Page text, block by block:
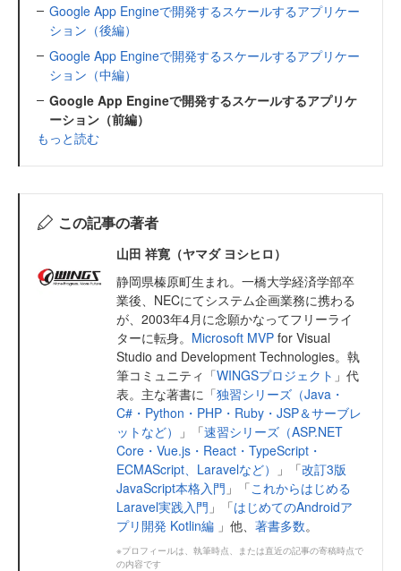
Google App Engineで開発するスケールするアプリケー
ション（後編）
Google App Engineで開発するスケールするアプリケー
ション（中編）
Google App Engineで開発するスケールするアプリケ
ーション（前編）
もっと読む
この記事の著者
山田 祥寛（ヤマダ ヨシヒロ）
静岡県榛原町生まれ。一橋大学経済学部卒
業後、NECにてシステム企画業務に携わる
が、2003年4月に念願かなってフリーライ
ターに転身。 Microsoft MVP for Visual
Studio and Development Technologies。執
筆コミュニティ「WINGSプロジェクト 」代
表。主な著書に「独習シリーズ（Java・
C#・Python・PHP・Ruby・JSP＆サーブレ
ットなど）
」「速習シリーズ（ASP.NET
Core・Vue.js・React・TypeScript・
ECMAScript、Laravelなど）
」「改訂3版
JavaScript本格入門 」「これからはじめる
Laravel実践入門 」「はじめてのAndroidア
プリ開発 Kotlin編 」他、 著書多数。
※プロフィールは、執筆時点、または直近の記事の寄稿時点で
の内容です